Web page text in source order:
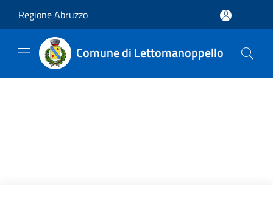
Regione Abruzzo
Comune di Lettomanoppello